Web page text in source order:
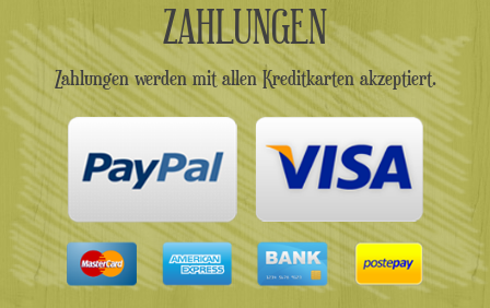
ZAHLUNGEN
Zahlungen werden mit allen Kreditkarten akzeptiert.